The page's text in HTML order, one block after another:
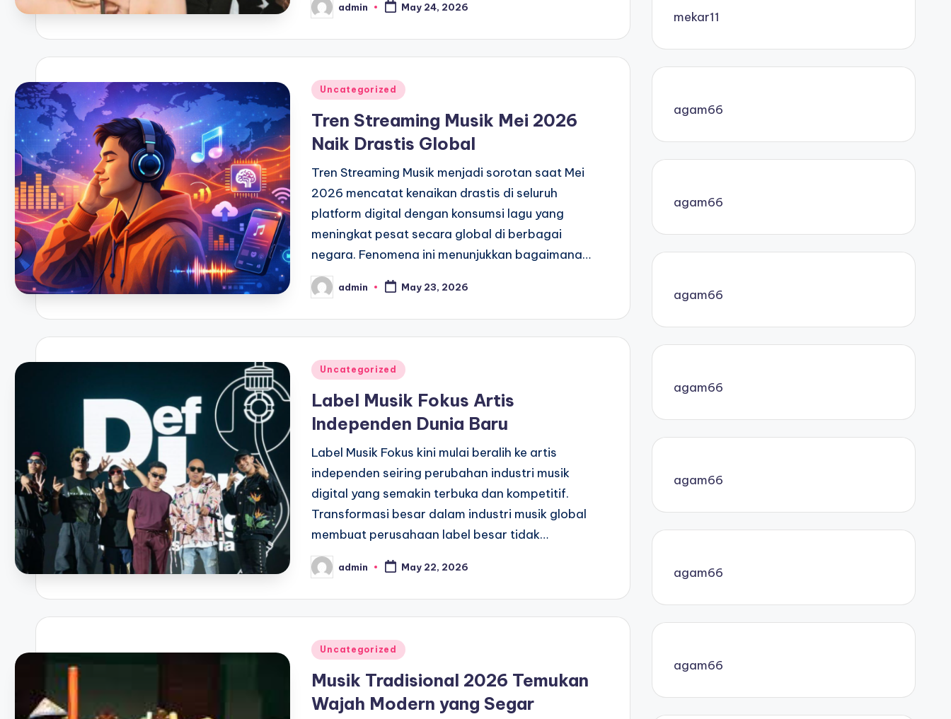
Posted
by
admin May 24, 2026
Posted
Uncategorized
Tren Streaming Musik Mei 2026
Naik Drastis Global
Tren Streaming Musik menjadi sorotan saat Mei
2026 mencatat kenaikan drastis di seluruh
platform digital dengan konsumsi lagu yang
meningkat pesat secara global di berbagai
negara. Fenomena ini menunjukkan bagaimana…
Posted
by
admin May 23, 2026
Posted
Uncategorized
Label Musik Fokus Artis
Independen Dunia Baru
Label Musik Fokus kini mulai beralih ke artis
independen seiring perubahan industri musik
digital yang semakin terbuka dan kompetitif.
Transformasi besar dalam industri musik global
membuat perusahaan label besar tidak…
Posted
by
admin May 22, 2026
Posted
Uncategorized
Musik Tradisional 2026 Temukan
Wajah Modern yang Segar
mekar11
agam66
agam66
agam66
agam66
agam66
agam66
agam66